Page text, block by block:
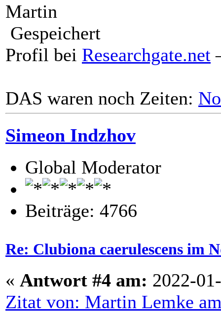
Martin
Gespeichert
Profil bei Researchgate.net
DAS waren noch Zeiten:
Simeon Indzhov
Global Moderator
Beiträge: 4766
Re: Clubiona caerulescens im
« Antwort #4 am: 2022-
Zitat von: Martin Lemke